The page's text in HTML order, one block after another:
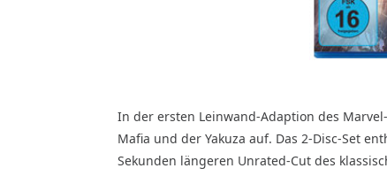
In der ersten Leinwand-Adaption des
Mafia und der Yakuza auf. Das 2-Disc-Set
Sekunden längeren Unrated-Cut des